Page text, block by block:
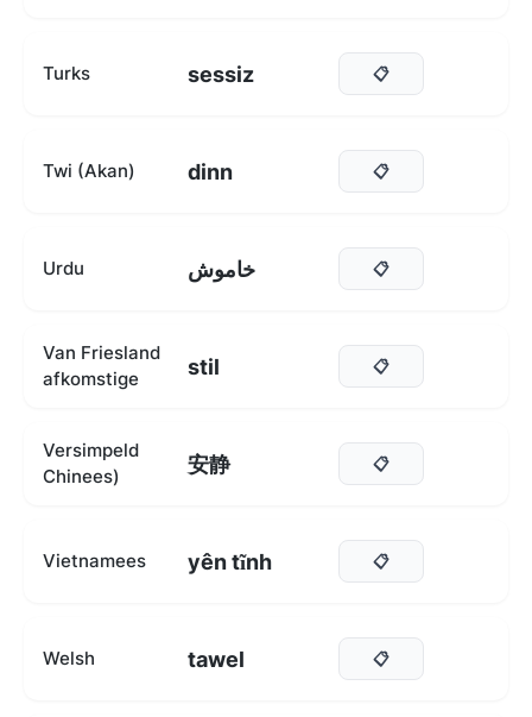
Turks sessiz 📋
Twi (Akan) dinn 📋
Urdu خاموش 📋
Van Friesland
afkomstige
stil 📋
Versimpeld
Chinees)
安静 📋
Vietnamees yên tĩnh 📋
Welsh tawel 📋